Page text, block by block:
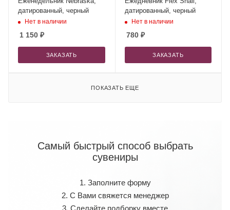
датированный, черный
Нет в наличии
1 150 ₽
ЗАКАЗАТЬ
датированный, черный
Нет в наличии
780₽
ЗАКАЗАТЬ
ПОКАЗАТЬ ЕЩЕ
Самый быстрый способ выбрать
сувениры
1. Заполните форму
2. С Вами свяжется менеджер
3. Сделайте подборку вместе